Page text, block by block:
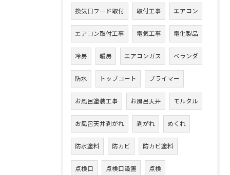
換気口フード取付 取付工事 エアコン
エアコン取付工事 電気工事 電化製品
冷房 暖房 エアコンガス ベランダ
防水 トップコート プライマー
お風呂塗装工事 お風呂天井 モルタル
お風呂天井剥がれ 剥がれ めくれ
防水塗料 防カビ 防カビ塗料
点検口 点検口設置 点検